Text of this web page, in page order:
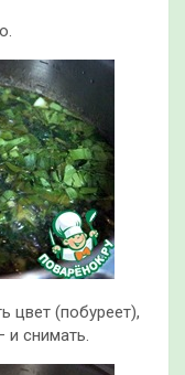
цвет (побуреет),
и снимать.